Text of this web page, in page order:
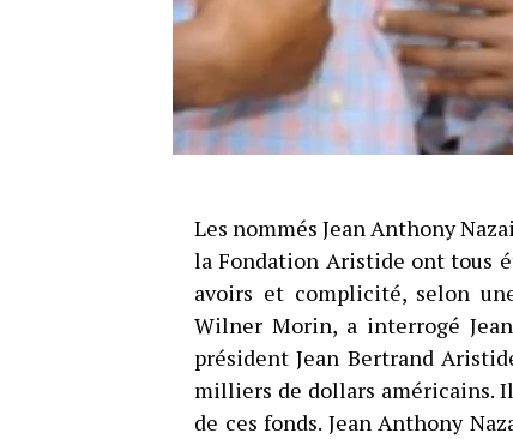
Les nommés Jean Anthony
la Fondation Aristide ont tous
avoirs et complicité, selon
Wilner Morin, a interrogé
président Jean Bertrand
milliers de dollars américains.
de ces fonds. Jean Anthony